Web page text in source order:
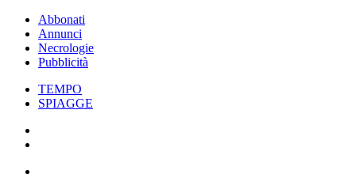
Abbonati
Annunci
Necrologie
Pubblicità
TEMPO
SPIAGGE